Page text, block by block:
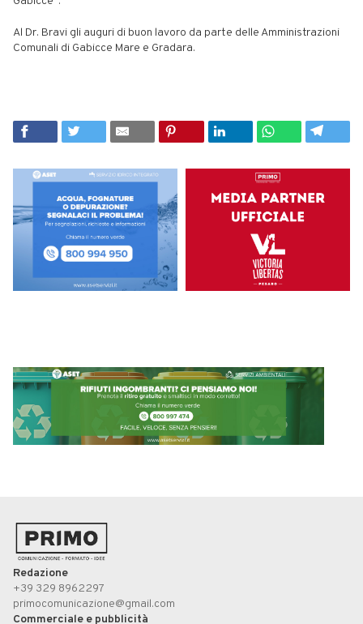
Al Dr. Bravi gli auguri di buon lavoro da parte delle Amministrazioni
Comunali di Gabicce Mare e Gradara.
Redazione
+39 329 8962297
primocomunicazione@gmail.com
Commerciale e pubblicità